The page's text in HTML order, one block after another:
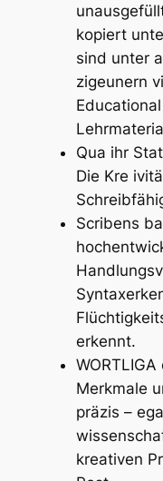
kopiert
sind unter
zigeunern
Qua ihr
Die Kre
Scribens
erkennt.
Merkmale
präzis –
kreativen